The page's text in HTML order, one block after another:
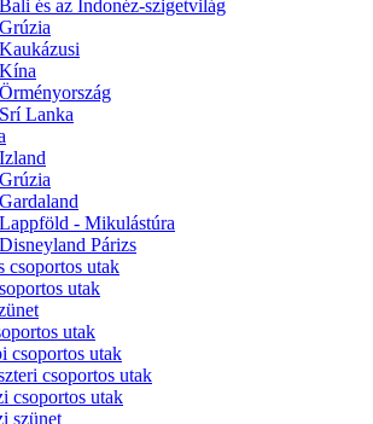
Bali és az Indonéz-szigetvilág
Grúzia
Kaukázusi
Kína
Örményország
Srí Lanka
Izland
Grúzia
Gardaland
Lappföld - Mikulástúra
Disneyland Párizs
csoportos utak
utak
utak
csoportos utak
csoportos utak
csoportos utak
szünet